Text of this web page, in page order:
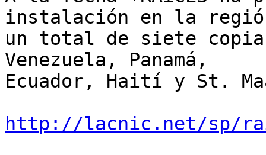
instalación en la
un total de siete
Venezuela, Panamá,
Ecuador, Haití y St.
http://lacnic.net/sp/